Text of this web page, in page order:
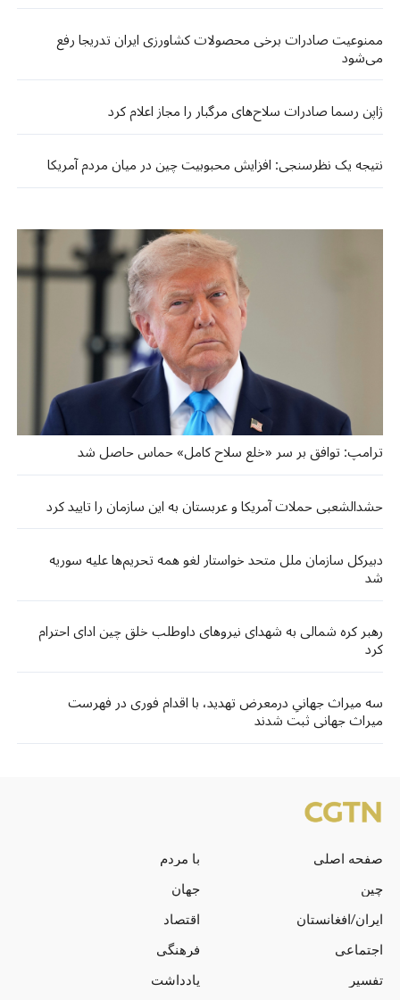
ممنوعیت صادرات برخی محصولات کشاورزی ایران تدریجا رفع
می‌شود
ژاپن رسما صادرات سلاح‌های مرگبار را مجاز اعلام کرد
نتیجه یک نظرسنجی: افزایش محبوبیت چین در میان مردم آمریکا
ترامپ: توافق بر سر «خلع سلاح کامل» حماس حاصل شد
حشدالشعبی حملات آمریکا و عربستان به این سازمان را تایید کرد
دبیرکل سازمان ملل متحد خواستار لغو همه تحریم‌ها علیه سوریه
شد
رهبر کره شمالی به شهدای نیروهای داوطلب خلق چین ادای احترام
کرد
سه میراث جهانیِ درمعرض تهدید، با اقدام فوری در فهرست
میراث جهانی ثبت شدند
صفحه اصلی
با مردم
چین
جهان
ایران/افغانستان
اقتصاد
اجتماعی
فرهنگی
تفسیر
یادداشت